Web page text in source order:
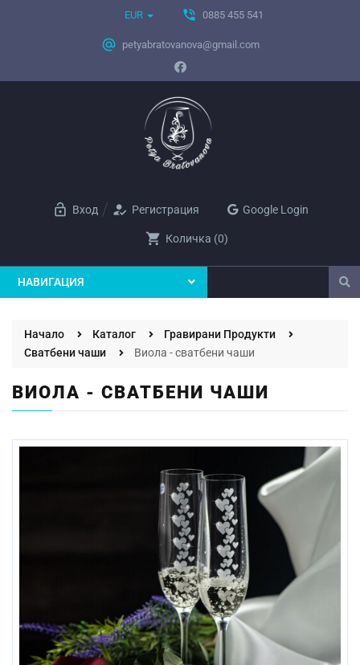
EUR phone_in_talk 0885 455 541
alternate_email petyabratovanova@gmail.com
lock_open Вход how_to_reg Регистрация Google Login
shopping_cart Количка (0)
НАВИГАЦИЯ
Начало Каталог
Гравирани Продукти
Сватбени чаши
Виола - сватбени чаши
ВИОЛА - СВАТБЕНИ ЧАШИ